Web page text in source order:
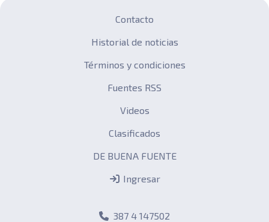
Contacto
Historial de noticias
Términos y condiciones
Fuentes RSS
Videos
Clasificados
DE BUENA FUENTE
Ingresar
387 4 147502